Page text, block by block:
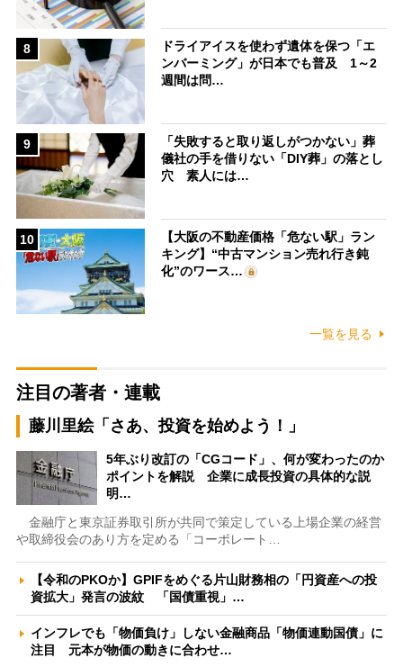
8
ドライアイスを使わず遺体を保つ「エ
ンバーミング」が日本でも普及 1～2
週間は問…
9
「失敗すると取り返しがつかない」葬
儀社の手を借りない「DIY葬」の落とし
穴 素人には…
10
【大阪の不動産価格「危ない駅」ラン
キング】“中古マンション売れ行き鈍
化”のワース…
一覧を見る
注目の著者・連載
藤川里絵「さあ、投資を始めよう！」
5年ぶり改訂の「CGコード」、何が変わったのか
ポイントを解説 企業に成長投資の具体的な説
明…
金融庁と東京証券取引所が共同で策定している上場企業の経営
や取締役会のあり方を定める「コーポレート…
【令和のPKOか】GPIFをめぐる片山財務相の「円資産への投
資拡大」発言の波紋 「国債重視」…
インフレでも「物価負け」しない金融商品「物価連動国債」に
注目 元本が物価の動きに合わせ…